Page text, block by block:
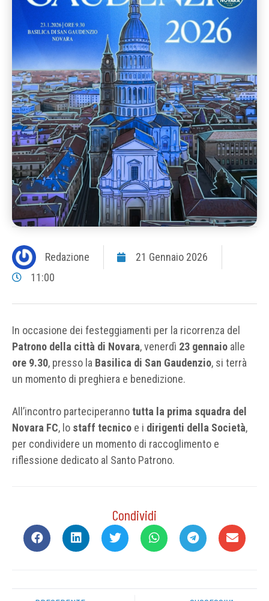
Redazione
21 Gennaio 2026
11:00
In occasione dei festeggiamenti per la ricorrenza del
Patrono della città di Novara, venerdì 23 gennaio alle
ore 9.30, presso la Basilica di San Gaudenzio, si terrà
un momento di preghiera e benedizione.
All’incontro parteciperanno tutta la prima squadra del
Novara FC, lo staff tecnico e i dirigenti della Società,
per condividere un momento di raccoglimento e
riflessione dedicato al Santo Patrono.
Condividi